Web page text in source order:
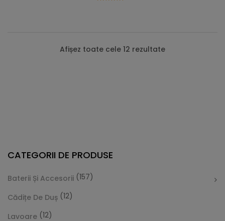
Afișez toate cele 12 rezultate
CATEGORII DE PRODUSE
Baterii Și Accesorii (157)
Cădițe De Duș (12)
Lavoare (12)